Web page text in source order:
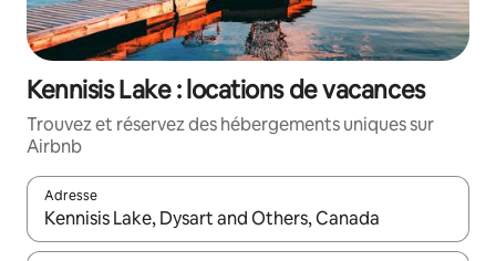
Kennisis Lake : locations de vacances
Trouvez et réservez des hébergements uniques sur
Airbnb
Adresse
Lorsque les résultats s'affichent, utilisez les flèches vers le